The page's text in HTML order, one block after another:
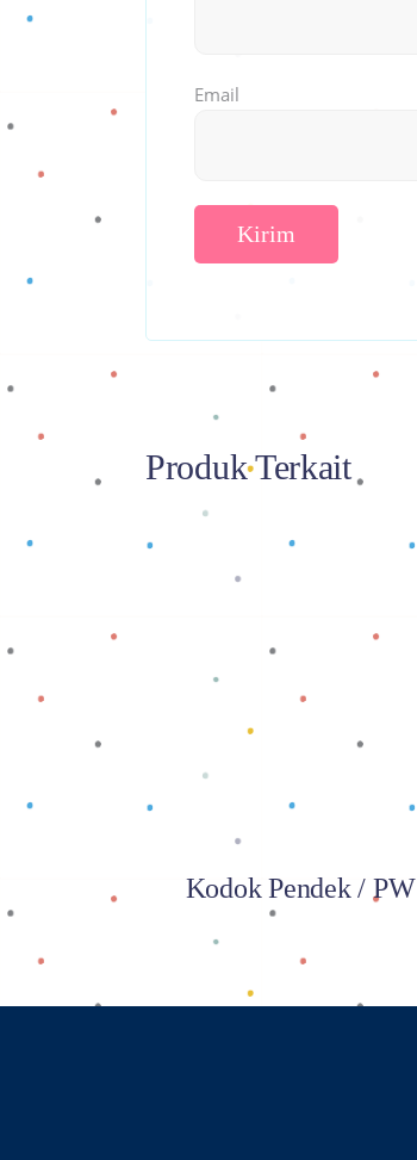
Email
Produk Terkait
Baca selengkapnya
Kodok Pendek / PW